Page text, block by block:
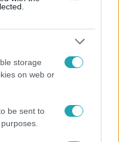
storage
on web or
be sent to